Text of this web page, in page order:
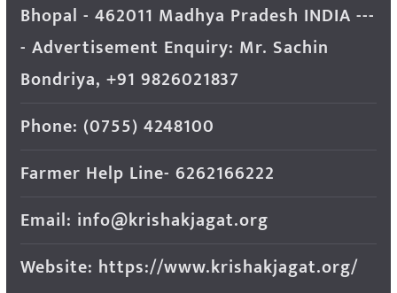
Bhopal - 462011 Madhya Pradesh INDIA ---
- Advertisement Enquiry: Mr. Sachin
Bondriya, +91 9826021837
Phone: (0755) 4248100
Farmer Help Line- 6262166222
Email: info@krishakjagat.org
Website: https://www.krishakjagat.org/